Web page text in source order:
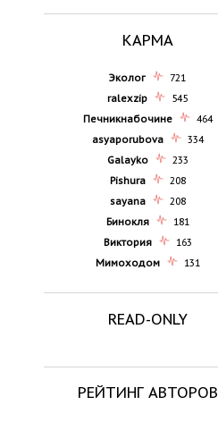
КАРМА
Эколог
721
ralexzip
545
Печникнабочине
464
asyaporubova
334
Galayko
233
Pishura
208
sayana
208
Бинокля
181
Виктория
163
Мимоходом
131
READ-ONLY
РЕЙТИНГ АВТОРОВ